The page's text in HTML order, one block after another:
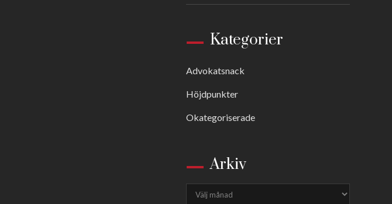
Kategorier
Advokatsnack
Höjdpunkter
Okategoriserade
Arkiv